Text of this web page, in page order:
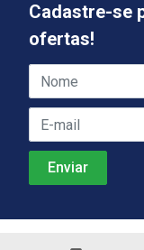
Cadastre-se
ofertas!